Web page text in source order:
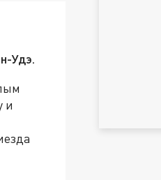
Удэ.
и